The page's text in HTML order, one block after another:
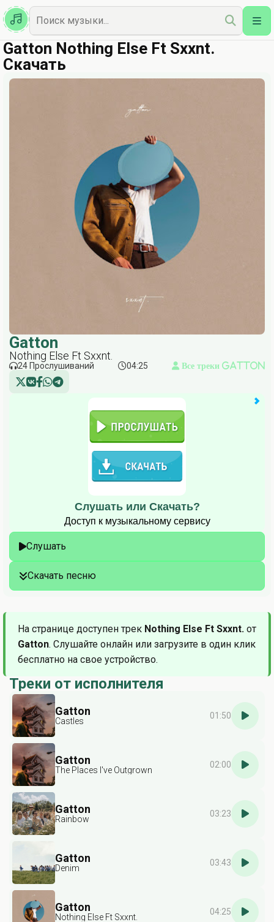
Казахская
Наш Топ
Gatton Nothing Else Ft Sxxnt.
Скачать
Gatton
Nothing Else Ft Sxxnt.
24 Прослушиваний 04:25 Все треки Gatton
Слушать или Скачать?
Доступ к музыкальному сервису
Слушать
Скачать песню
На странице доступен трек Nothing Else Ft Sxxnt. от
Gatton. Слушайте онлайн или загрузите в один клик
бесплатно на свое устройство.
Треки от исполнителя
Gatton
Castles
01:50
Gatton
The Places I've Outgrown
02:00
Gatton
Rainbow
03:23
Gatton
Denim
03:43
Gatton
Nothing Else Ft Sxxnt.
04:25